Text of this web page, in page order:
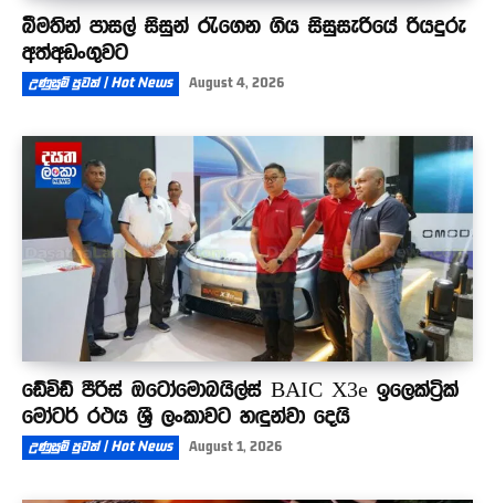
බීමතින් පාසල් සිසුන් රැගෙන ගිය සිසුසැරියේ රියදුරු
අත්අඩංගුවට
උණුසුම් පුවත් | Hot News August 4, 2026
ඩේවිඩ් පීරිස් ඔටෝමොබයිල්ස් BAIC X3e ඉලෙක්ට්‍රික්
මෝටර් රථය ශ්‍රී ලංකාවට හඳුන්වා දෙයි
උණුසුම් පුවත් | Hot News August 1, 2026